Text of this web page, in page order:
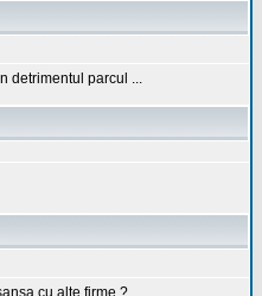
detrimentul parcul ...
cu alte firme ?